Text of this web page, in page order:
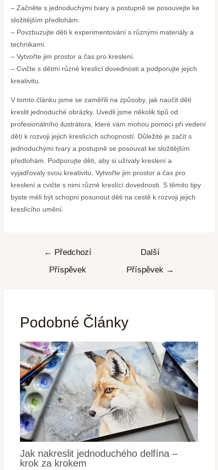
– Začněte s jednoduchými tvary a postupně se posouvejte ke
složitějším předlohám.
– Povzbuzujte děti k experimentování s různými materiály a
technikami.
– Vytvořte jim prostor a čas pro kreslení.
– Cvičte s dětmi různé kreslící dovednosti a podporujte jejich
kreativitu.
V tomto článku jsme se zaměřili na způsoby, jak naučit děti
kreslit jednoduché obrázky. Uvedli jsme několik tipů od
profesionálního ilustrátora, které vám mohou pomoci při vedení
dětí k rozvoji jejich kreslících schopností. Důležité je začít s
jednoduchými tvary a postupně se posouvat ke složitějším
předlohám. Podporujte děti, aby si užívaly kreslení a
vyjadřovaly svou kreativitu. Vytvořte jim prostor a čas pro
kreslení a cvičte s nimi různé kreslící dovednosti. S těmito tipy
byste měli být schopni posunout děti na cestě k rozvoji jejich
kreslícího umění.
← Předchozí
Příspěvek
Další
Příspěvek →
Podobné Články
Jak nakreslit jednoduchého delfína –
krok za krokem